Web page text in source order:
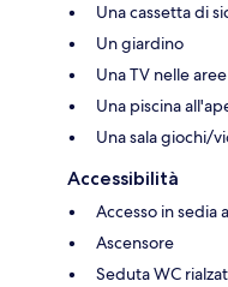
Una cassetta di
Un giardino
Una TV nelle
Una piscina
Una sala giochi/
Accessibilità
Accesso in sedia
Ascensore
Seduta WC